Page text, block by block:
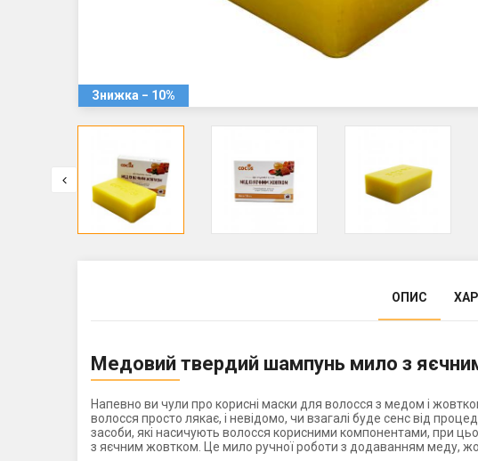
Знижка − 10%
ОПИС
Медовий твердий шампунь мило з
Напевно ви чули про корисні маски для волосся з медом і
волосся просто лякає, і невідомо, чи взагалі буде сенс від
засоби, які насичують волосся корисними компонентами, при
з яєчним жовтком. Це мило ручної роботи з додаванням меду,